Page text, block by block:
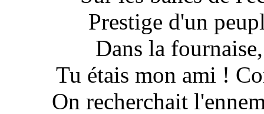
Prestige d'un
Dans la
Tu étais mon ami !
On recherchait